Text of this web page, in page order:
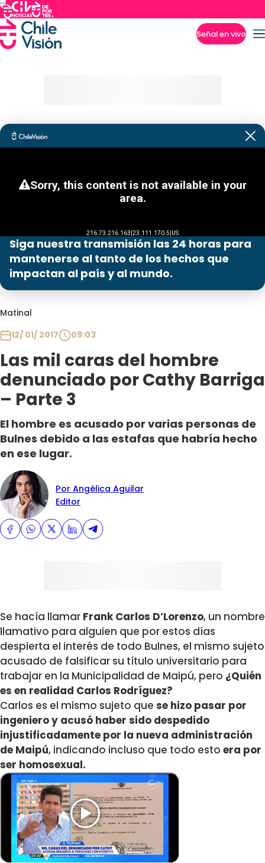
Señal en vivo
Siga nuestra transmisión las 24 horas para
mantenerse al tanto de los hechos que
impactan al país y al mundo.
Matinal
12/ 01/ 2017
09:03
Las mil caras del hombre
denunciado por Cathy Barriga
– Parte 3
El hombre es acusado por varias personas de
Bulnes debido a las estafas que habría hecho
en ese lugar.
Por Angélica Aguilar
Editor
Se hacía llamar Frank Carlos D’Lorenzo, un nombre
llamativo para alguien que por estos días
despierta el interés de todo Bulnes, el mismo sujeto
acusado de falsificar su título universitario para
trabajar en la Municipalidad de Maipú, pero ¿Quién
es en realidad Carlos Rodríguez?
Carlos es el mismo sujeto que se hizo pasar por
ingeniero y acusó haber sido despedido
injustificadamente por la nueva administración
de Maipú, indicando incluso que todo esto era por
ser homosexual.
Programas
Contigo en Directo
Plan Perfecto
El Tiempo
Sabingo
Todos Los Programas